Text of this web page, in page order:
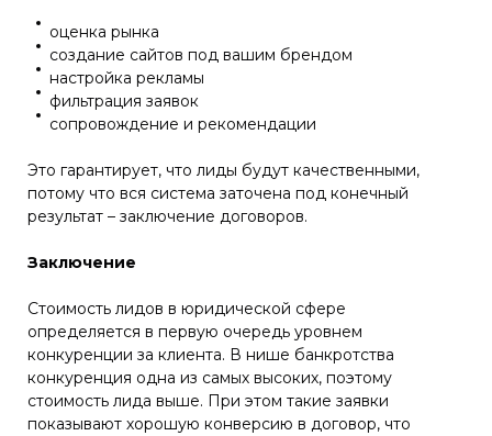
оценка рынка
создание сайтов под вашим брендом
настройка рекламы
фильтрация заявок
сопровождение и рекомендации
Это гарантирует, что лиды будут качественными,
потому что вся система заточена под конечный
результат – заключение договоров.
Заключение
Стоимость лидов в юридической сфере
определяется в первую очередь уровнем
конкуренции за клиента. В нише банкротства
конкуренция одна из самых высоких, поэтому
стоимость лида выше. При этом такие заявки
показывают хорошую конверсию в договор, что